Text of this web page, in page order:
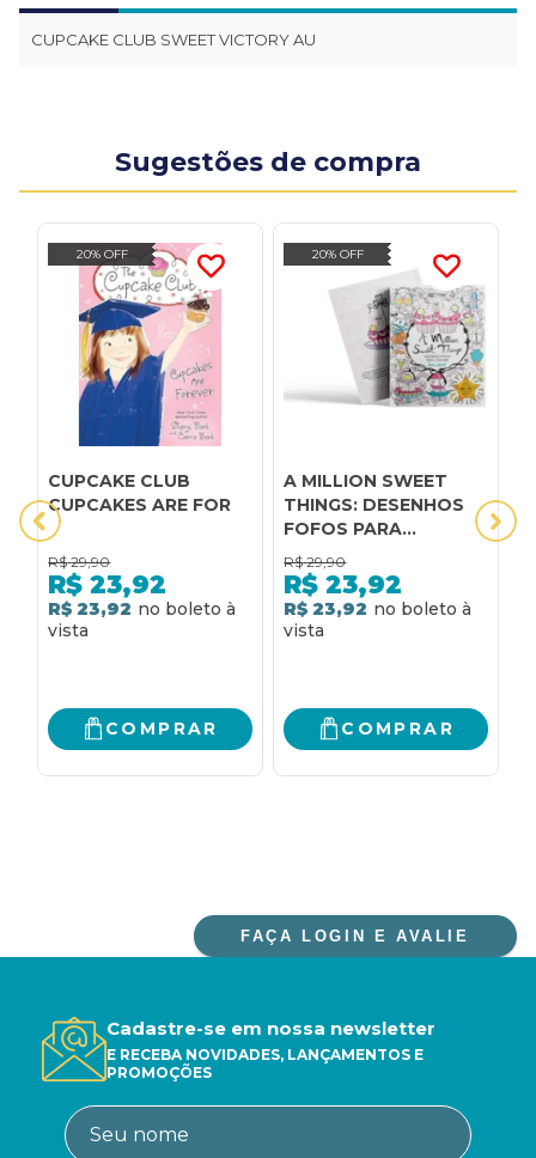
CUPCAKE CLUB SWEET VICTORY AU
Sugestões de compra
20% OFF
CUPCAKE CLUB
CUPCAKES ARE FOR
R$ 29,90
R$ 23,92
R$ 23,92
COMPRAR
20% OFF
A MILLION SWEET
THINGS: DESENHOS
FOFOS PARA
COLORIR
R$ 29,90
R$ 23,92
R$ 23,92
COMPRAR
FAÇA LOGIN E AVALIE
Cadastre-se em nossa newsletter
E RECEBA NOVIDADES, LANÇAMENTOS E
PROMOÇÕES